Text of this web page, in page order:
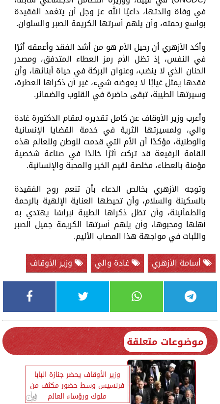
في وفاة والدتها، داعيًا الله عز وجل أن يتغمد الفقيدة
بواسع رحمته، وأن يلهم أسرتها الكريمة الصبر والسلوان.
وأكد الأزهري أن رحيل الأم هو من أشد الفقد وأعمقه أثرًا
في النفس، إذ تظل الأم رمز العطاء المتدفق، ومصدر
الحنان الذي لا ينضب، وعنوان البركة في حياة أبنائها، وأن
فقدها يمثل غيابًا لا يعوضه شيء، غير أن ذكراها العطرة،
وسيرتها الطيبة، تبقى حاضرة في القلوب والضمائر.
وأعرب وزير الأوقاف عن كامل تقديره لمقام الدكتورة غادة
والي، ولمسيرتها الثرية في خدمة القضايا الإنسانية
والوطنية، مؤكدًا أن الأم التي قدمت للوطن وللعالم هذه
القامة الرفيعة قد تركت أثرًا خالدًا في صناعة شخصية
مؤمنة بالعطاء، مخلصة لقيم الخير والمحبة والإنسانية.
وتوجه الأزهري بخالص الدعاء بأن تنعم روح الفقيدة
بالسكينة والسلام، وأن تحيطها العناية الإلهية بالرحمة
والطمأنينة، وأن تظل ذكراها الطيبة نبراسًا يهتدي به
أهلها ومحبوها، وأن يلهم أسرتها الكريمة جميل الصبر
والثبات في مواجهة هذا المصاب الأليم.
أسامة الأزهري
غادة والي وزير الأوقاف
موضوعات متعلقة
وزير الأوقاف يحضر جنازة البابا
فرنسيس وسط حضور مكثف من
ملوك ورؤساء العالم